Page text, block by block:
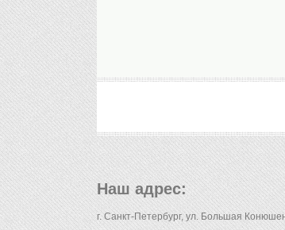
Наш адрес:
г. Санкт-Петербург, ул. Большая